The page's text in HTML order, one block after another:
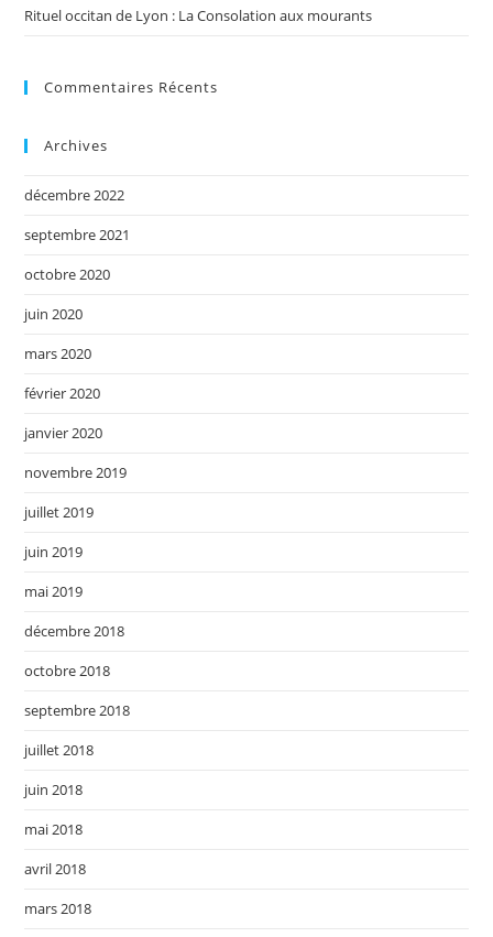
Rituel occitan de Lyon : La Consolation aux mourants
Commentaires Récents
Archives
décembre 2022
septembre 2021
octobre 2020
juin 2020
mars 2020
février 2020
janvier 2020
novembre 2019
juillet 2019
juin 2019
mai 2019
décembre 2018
octobre 2018
septembre 2018
juillet 2018
juin 2018
mai 2018
avril 2018
mars 2018